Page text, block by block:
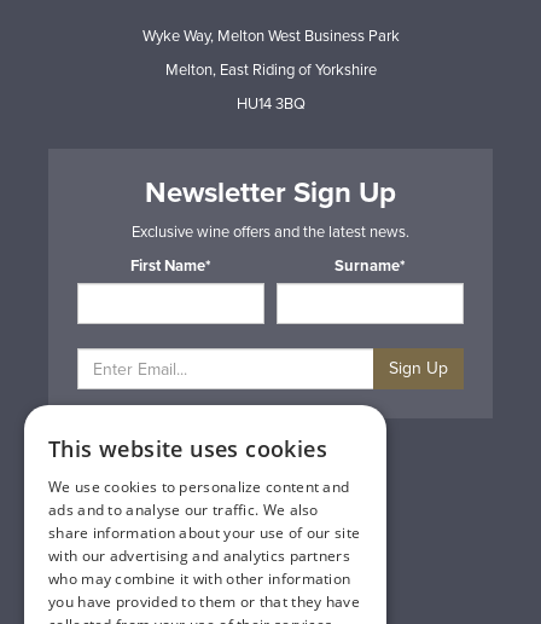
Wyke Way, Melton West Business Park
Melton, East Riding of Yorkshire
HU14 3BQ
Newsletter Sign Up
Exclusive wine offers and the latest news.
First Name*
Surname*
Sign Up
Privacy & Cookie Policy
Gift Cards
Terms & Conditions
Delivery & Returns
Trade
Contact Us
Site Map
This website uses cookies
We use cookies to personalize content and
ads and to analyse our traffic. We also
share information about your use of our site
with our advertising and analytics partners
who may combine it with other information
you have provided to them or that they have